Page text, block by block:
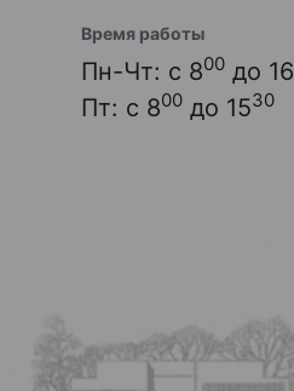
Время работы
Пн-Чт: с 800 до 16
Пт: с 800 до 1530